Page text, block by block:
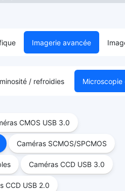
Imagerie avancée
/ refroidies Microscopie
CMOS USB 3.0
Caméras SCMOS/SPCMOS
Caméras CCD USB 3.0
CCD USB 2.0